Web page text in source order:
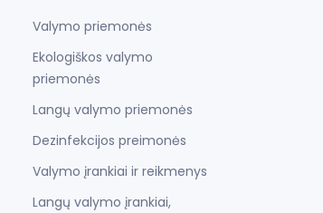
Valymo priemonės
Ekologiškos valymo
priemonės
Langų valymo priemonės
Dezinfekcijos preimonės
Valymo įrankiai ir reikmenys
Langų valymo įrankiai,